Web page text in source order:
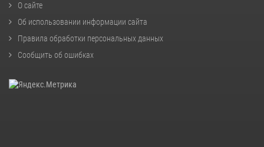
О сайте
Об использовании информации сайта
Правила обработки персональных данных
Сообщить об ошибках